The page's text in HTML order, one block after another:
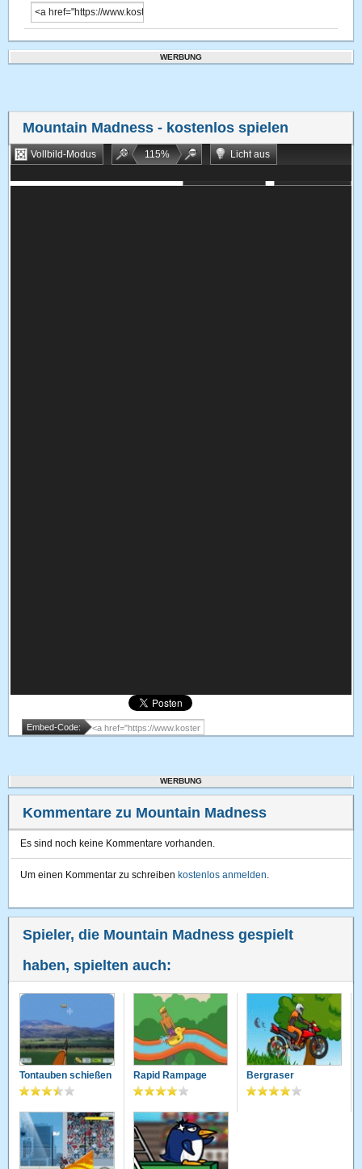
WERBUNG
Mountain Madness - kostenlos spielen
Vollbild-Modus 115%
Licht aus
Embed-Code:
WERBUNG
Kommentare zu Mountain Madness
Es sind noch keine Kommentare vorhanden.
Um einen Kommentar zu schreiben kostenlos anmelden.
Spieler, die Mountain Madness gespielt
haben, spielten auch:
Tontauben schießen Rapid Rampage Bergraser